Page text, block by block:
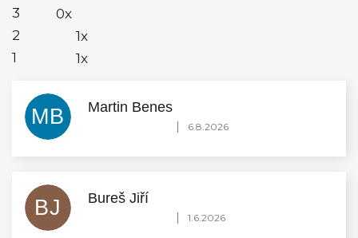
3
0x
2
1x
1
1x
MB Martin Benes
Hodnocení obchodu je 5 z 5 hvězdiček.
| 6.8.2026
BJ Bureš Jiří
Hodnocení obchodu je 5 z 5 hvězdiček.
| 1.6.2026